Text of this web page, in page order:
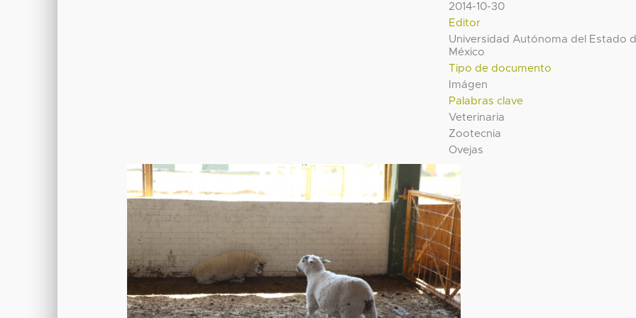
2014-10-30
Editor
Universidad Autónoma del Estado
México
Tipo de documento
Imágen
Palabras clave
Veterinaria
Zootecnia
Ovejas